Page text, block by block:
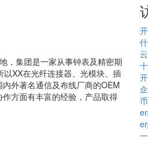
，集团是一家从事钟表及精密期
XX在光纤连接器、光模块、插
外著名通信及布线厂商的OEM
方面有丰富的经验，产品取得